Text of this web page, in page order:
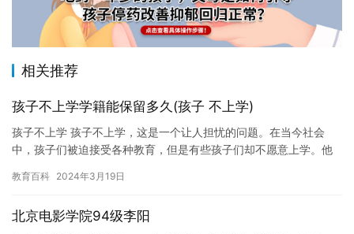
相关推荐
孩子不上学学籍能保留多久(孩子 不上学)
孩子不上学 孩子不上学，这是一个让人担忧的问题。在当今社会
中，孩子们被迫接受各种教育，但是有些孩子们却不愿意上学。他
在这…
教育百科 2024年3月19日
北京电影学院94级李阳